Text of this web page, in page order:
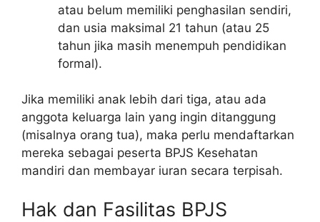
atau belum memiliki penghasilan sendiri,
dan usia maksimal 21 tahun (atau 25
tahun jika masih menempuh pendidikan
formal).
Jika memiliki anak lebih dari tiga, atau ada
anggota keluarga lain yang ingin ditanggung
(misalnya orang tua), maka perlu mendaftarkan
mereka sebagai peserta BPJS Kesehatan
mandiri dan membayar iuran secara terpisah.
Hak dan Fasilitas BPJS